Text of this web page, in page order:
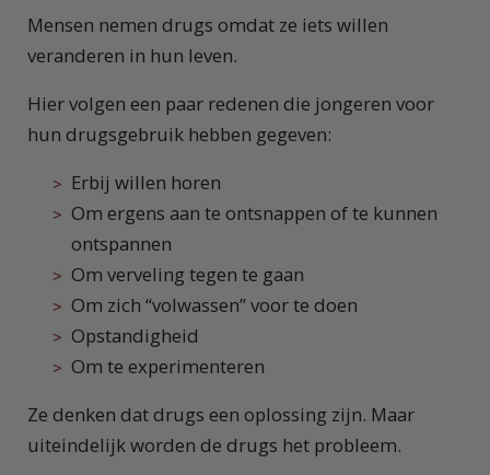
Mensen nemen drugs omdat ze iets willen
veranderen in hun leven.
Hier volgen een paar redenen die jongeren voor
hun drugsgebruik hebben gegeven:
Erbij willen horen
Om ergens aan te ontsnappen of te kunnen
ontspannen
Om verveling tegen te gaan
Om zich “volwassen” voor te doen
Opstandigheid
Om te experimenteren
Ze denken dat drugs een oplossing zijn. Maar
uiteindelijk worden de drugs het probleem.